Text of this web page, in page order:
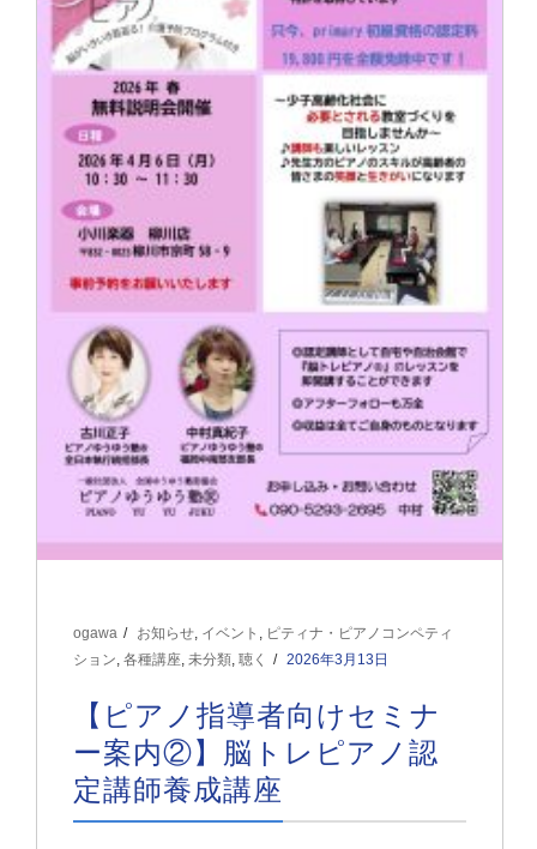
ogawa お知らせ, イベント , ピティナ・ピアノコンペティ
ション, 各種講座, 未分類, 聴く 2026年3月13日
【ピアノ指導者向けセミナ
ー案内②】脳トレピアノ認
定講師養成講座